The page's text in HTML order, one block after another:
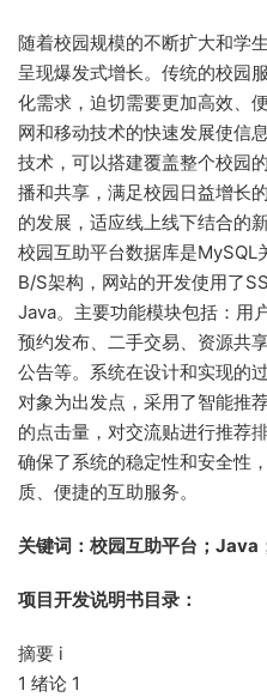
随着校园规模的不断扩大和学
呈现爆发式增长。传统的校园
化需求，迫切需要更加高效、
网和移动技术的快速发展使信
技术，可以搭建覆盖整个校园
播和共享，满足校园日益增长
的发展，适应线上线下结合的新
校园互助平台数据库是MySQL
B/S架构，网站的开发使用了
Java。主要功能模块包括：用
预约发布、二手交易、资源共
公告等。系统在设计和实现的
对象为出发点，采用了智能推
的点击量，对交流贴进行推荐
确保了系统的稳定性和安全性
质、便捷的互助服务。
关键词：校园互助平台；Java
项目开发说明书目录：
摘要 i
1 绪论 1